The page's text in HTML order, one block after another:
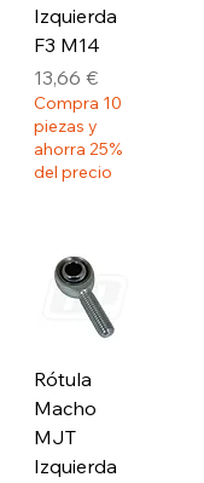
Izquierda
F3 M14
Precio
13,66 €
Compra 10
piezas y
ahorra 25%
del precio
Rótula
Macho
MJT
Izquierda